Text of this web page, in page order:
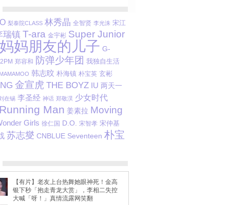
梨泰院CLASS 林秀晶 全智贤 李光洙 宋江
瑞镇 T-ara 金宇彬 Super Junior
妈朋友的儿子 G-
2PM 郑容和 防弹少年团 我独自生活
韩志旼 朴海镇 朴宝英 玄彬
金宣虎 THE BOYZ IU 两天一
在锡 李圣经 神话 郑敬淏 少女时代
Man 姜素拉 Moving
Girls 徐仁国 D.O. 宋智孝 宋仲基
苏志燮 CNBLUE Seventeen 朴宝
【有片】老友上台热舞她眼神死！金高
银下秒「抱走青龙大赏」，李相二失控
大喊「呀！」真情流露网笑翻